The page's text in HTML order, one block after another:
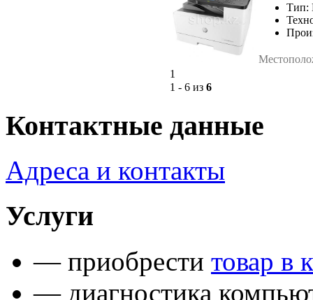
Тип:
1
1 - 6 из 6
Контактные данные
Адреса и контакты
Услуги
— приобрести товар в
— диагностика